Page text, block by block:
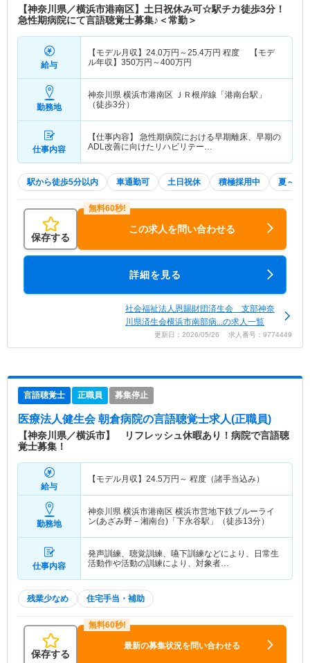
【神奈川県／横浜市港南区】土日祝休み可☆駅チカ徒歩3分！
急性期病院にて言語聴覚士募集♪＜常勤＞
給与
【モデル月収】 24.0万円～25.4万円 程度 【モデ
ル年収】 350万円～400万円
勤務地
神奈川県 横浜市港南区 ＪＲ根岸線「港南台駅」
（徒歩3分）
仕事内容
【仕事内容】 急性期病院における早期離床、早期の
ADL改善に向けたリハビリテー…
駅から徒歩5分以内 車通勤可 土日祝休 積極採用中 夏～秋
保存する
この求人を問い合わせる
詳細を見る
社会福祉法人恩賜財団済生会 支部神奈
川県済生会横浜市南部病...の求人一覧
更新日：2026/05/26 求人番号：9774449
言語聴覚士 正職員 募集停止
医療法人健生会 朝倉病院の言語聴覚士求人(正職員)
【神奈川県／横浜市】 リフレッシュ休暇あり！病院で言語聴
覚士募集！
給与
【モデル月収】 24.5万円～ 程度（諸手当込み）
勤務地
神奈川県 横浜市港南区 横浜市営地下鉄ブルーライ
ン(あざみ野－湘南台)「下永谷駅」（徒歩13分）
仕事内容
発声訓練、聴覚訓練、嚥下訓練などにより、日常生
活動作や活動の訓練により、対象者…
残業少なめ 住宅手当・補助
保存する
最新の募集状況を問い合わせる